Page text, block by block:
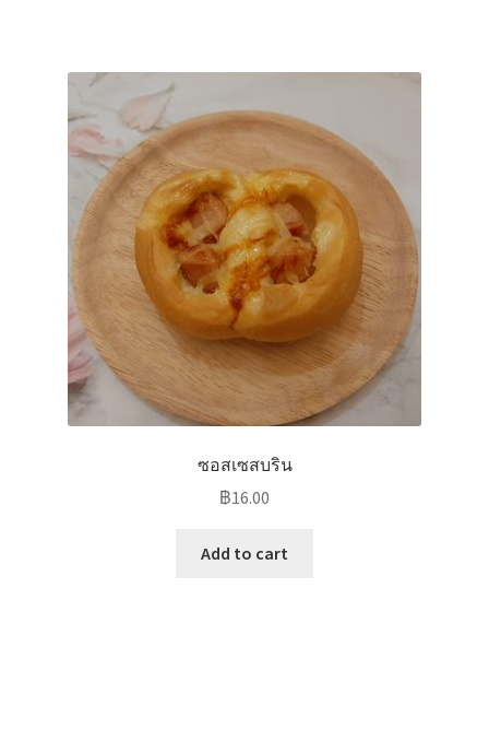
ซอสเซสบริน
฿16.00
Add to cart